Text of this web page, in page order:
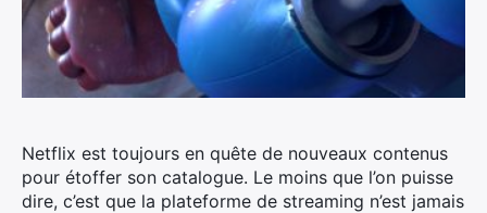
Netflix est toujours en quête de nouveaux contenus
pour étoffer son catalogue. Le moins que l’on puisse
dire, c’est que la plateforme de streaming n’est jamais